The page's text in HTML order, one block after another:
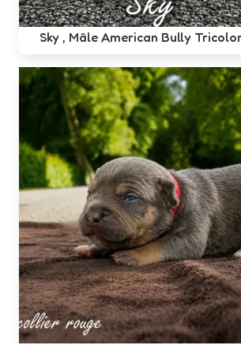
Sky , Mâle American Bully